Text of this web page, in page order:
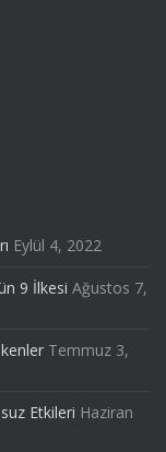
Eylül 4, 2022
9 İlkesi Ağustos 7,
Temmuz 3,
Etkileri Haziran